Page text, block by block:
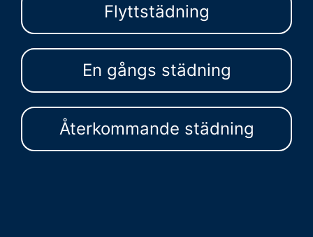
Flyttstädning
En gångs städning
Återkommande städning